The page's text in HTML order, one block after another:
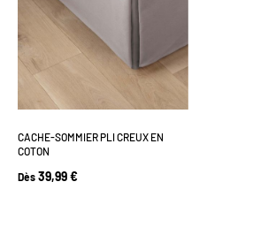
CACHE-SOMMIER PLI CREUX EN
COTON
Dès 39,99 €